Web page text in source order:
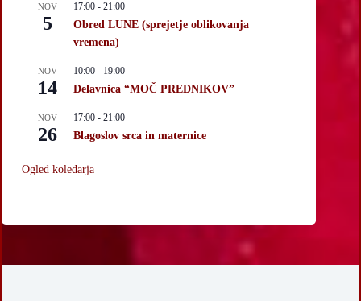
NOV
5
17:00 - 21:00
Obred LUNE (sprejetje oblikovanja
vremena)
NOV
14
10:00 - 19:00
Delavnica “MOČ PREDNIKOV”
NOV
26
17:00 - 21:00
Blagoslov srca in maternice
Ogled koledarja